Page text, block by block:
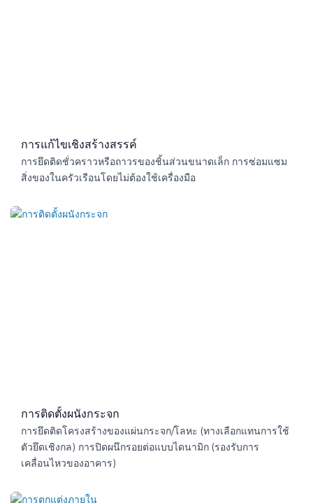
การแก้ไขเชิงสร้างสรรค์
การยึดติดชั่วคราวหรือถาวรของชิ้นส่วนขนาดเล็ก การซ่อมแซม
สิ่งของในครัวเรือนโดยไม่ต้องใช้เครื่องมือ
การติดตั้งผนังกระจก
การยึดติดโครงสร้างของแผ่นกระจก/โลหะ (ทางเลือกแทนการใช้
ตัวยึดเชิงกล) การปิดผนึกรอยต่อแบบไดนามิก (รองรับการ
เคลื่อนไหวของอาคาร)